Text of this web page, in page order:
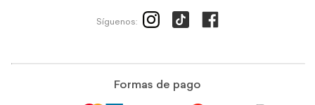
Síguenos:
Formas de pago